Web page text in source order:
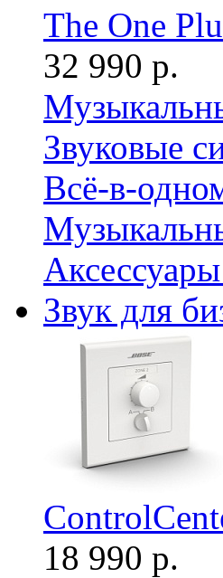
The One
32 990 р.
Звуковые
Всё-в-
Звук для
18 990 р.